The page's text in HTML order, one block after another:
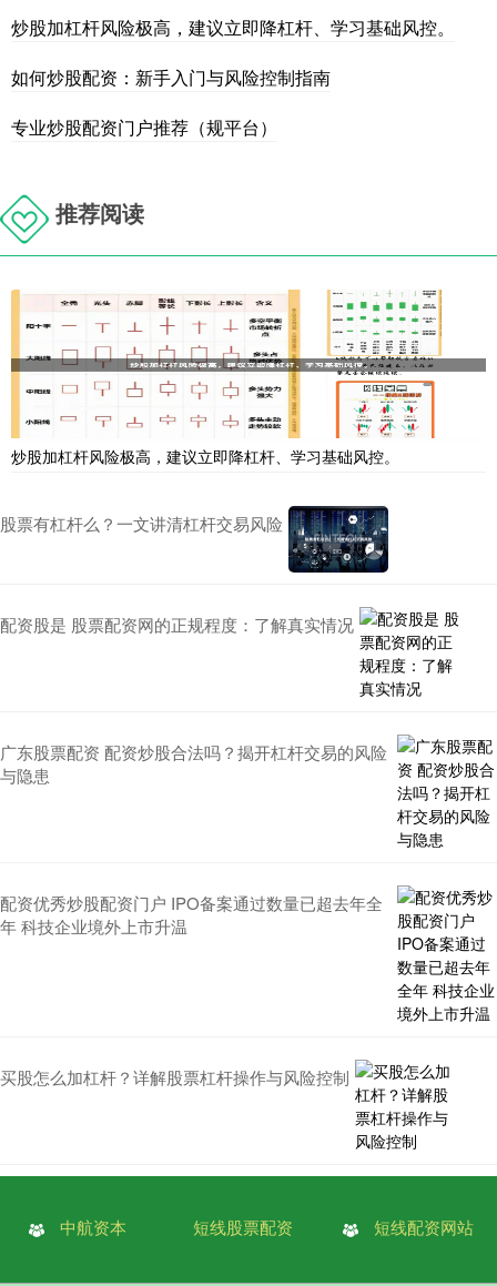
炒股加杠杆风险极高，建议立即降杠杆、学习基础风控。
如何炒股配资：新手入门与风险控制指南
专业炒股配资门户推荐（规平台）
推荐阅读
炒股加杠杆风险极高，建议立即降杠杆、学习基础风控。
股票有杠杆么？一文讲清杠杆交易风险
配资股是 股票配资网的正规程度：了解真实情况
广东股票配资 配资炒股合法吗？揭开杠杆交易的风险
与隐患
配资优秀炒股配资门户 IPO备案通过数量已超去年全
年 科技企业境外上市升温
买股怎么加杠杆？详解股票杠杆操作与风险控制
中航资本 短线股票配资 短线配资网站